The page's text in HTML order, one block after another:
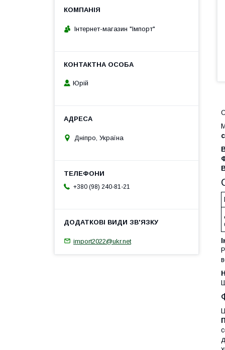
Інтернет-магазин "Імпорт"
Юрій
Дніпро, Україна
+380 (98) 240-81-21
import2022@ukr.net